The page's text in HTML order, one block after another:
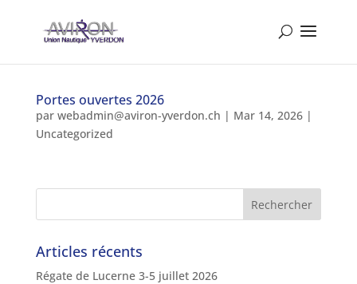
Portes ouvertes 2026
par webadmin@aviron-yverdon.ch | Mar 14, 2026|
Uncategorized
Articles récents
Régate de Lucerne 3-5 juillet 2026